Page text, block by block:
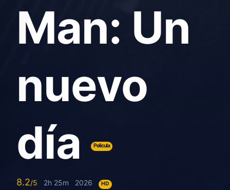
Man: Un
nuevo
día
Pelicula
8.2 2h 25m 2026 HD